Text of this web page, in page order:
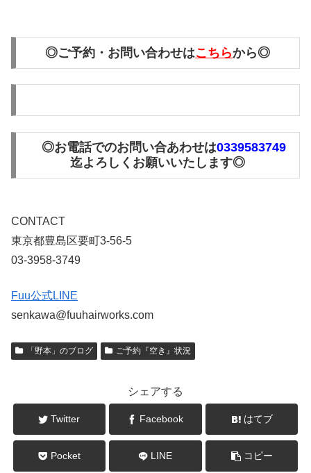
◎ご予約・お問い合わせはこちらから◎
◎お電話でのお問い合あわせは0339583749
迄よろしくお願いいたします◎
CONTACT
東京都豊島区要町3-56-5
03-3958-3749
Fuu公式LINE
senkawa@fuuhairworks.com
「野本」のブログ ご予約『空き』状況
シェアする
Twitter Facebook はてブ
Pocket LINE コピー